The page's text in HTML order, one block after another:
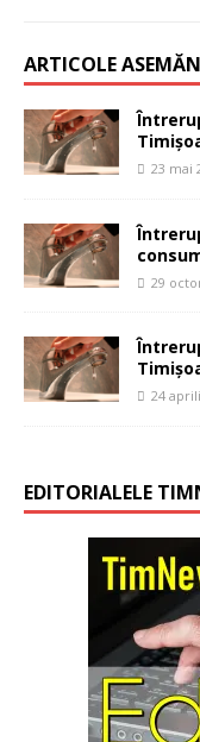
ARTICOLE
23 mai
29
24
EDITORIALELE